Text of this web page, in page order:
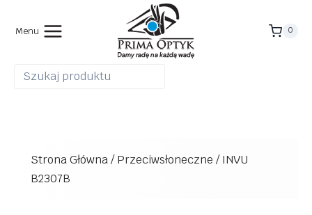
Menu 0
Strona Główna/Przeciwsłoneczne /INVU
B2307B